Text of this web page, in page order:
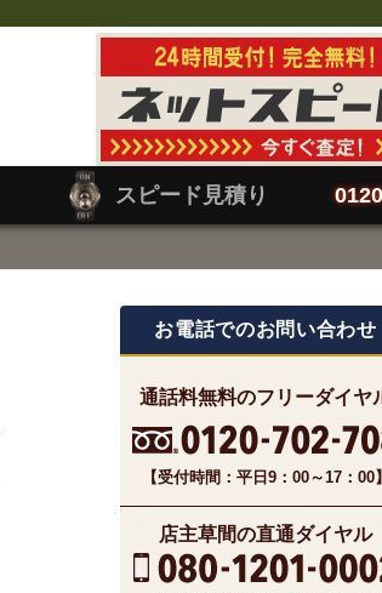
スピード見積り
お電話でのお問い合わせ
通話料無料のフリーダイヤ
【受付時間：平日9：00～17：00】
店主草間の直通ダイヤル